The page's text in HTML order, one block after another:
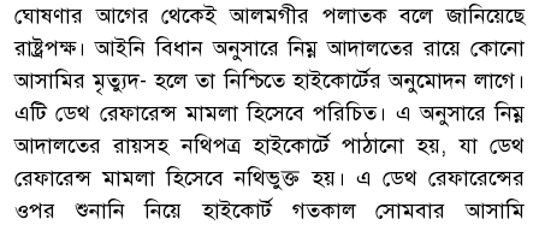
ঘোষণার আগের থেকেই আলমগীর পলাতক বলে জানিয়েছে
রাষ্ট্রপক্ষ। আইনি বিধান অনুসারে নিম্ন আদালতের রায়ে কোনো
আসামির মৃত্যুদ- হলে তা নিশ্চিতে হাইকোর্টের অনুমোদন লাগে।
এটি ডেথ রেফারেন্স মামলা হিসেবে পরিচিত। এ অনুসারে নিম্ন
আদালতের রায়সহ নথিপত্র হাইকোর্টে পাঠানো হয়, যা ডেথ
রেফারেন্স মামলা হিসেবে নথিভুক্ত হয়। এ ডেথ রেফারেন্সের
ওপর শুনানি নিয়ে হাইকোর্ট গতকাল সোমবার আসামি